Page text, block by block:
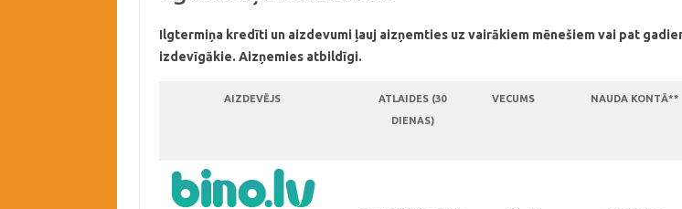
Ilgtermiņa kredīti un aizdevumi ļauj aizņemties uz vairākiem mēnešiem vai pat
izdevīgākie. Aizņemies atbildīgi.
AIZDEVĒJS
ATLAIDES (30
DIENAS)
VECUMS NAUDA KONTĀ**